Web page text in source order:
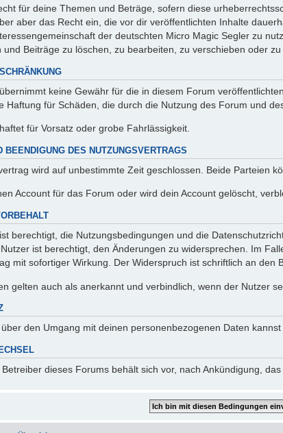
für deine Themen und Beträge, sofern diese
aber das Recht ein, die vor dir veröffentlichten Inhalte
der deutschten Micro Magic Segler zu
und Beiträge zu löschen, zu bearbeiten, zu verschieben oder
keine Gewähr für die in diesem Forum
Haftung für Schäden, die durch die Nutzung des Forum und
für Vorsatz oder grobe Fahrlässigkeit.
BEENDIGUNG DES NUTZUNGSVERTRAGS
wird auf unbestimmte Zeit geschlossen. Beide Parteien
Account für das Forum oder wird dein Account gelöscht,
berechtigt, die Nutzungsbedingungen und die
ist berechtigt, den Änderungen zu widersprechen. Im
mit sofortiger Wirkung. Der Widerspruch ist schriftlich an den
gelten auch als anerkannt und verbindlich, wenn der Nutzer
den Umgang mit deinen personenbezogenen Daten
dieses Forums behält sich vor, nach Ankündigung,